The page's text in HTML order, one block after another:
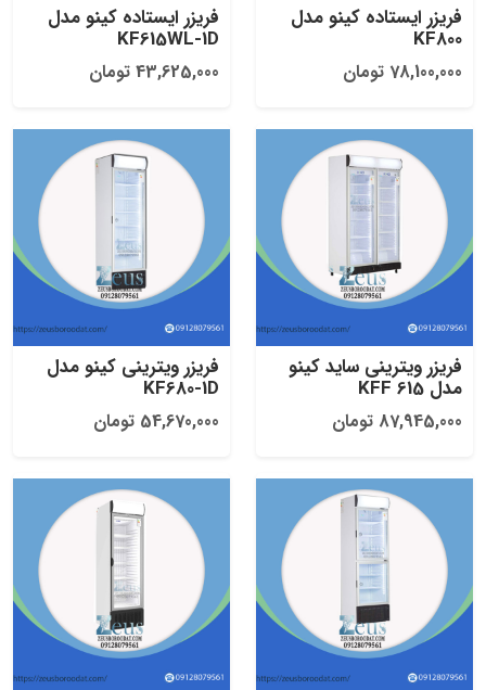
فریزر ایستاده کینو مدل
KF800
78,100,000 تومان
فریزر ایستاده کینو مدل
KF615WL-1D
43,625,000 تومان
فریزر ویترینی ساید کینو
مدل KFF 615
87,945,000 تومان
فریزر ویترینی کینو مدل
KF680-1D
54,670,000 تومان